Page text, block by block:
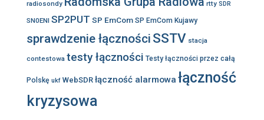
radiosondy rtty SDR
SN0ENI SP2PUT SP EmCom SP EmCom Kujawy
sprawdzenie łączności SSTV stacja
contestowa testy łączności Testy łączności przez całą
Polskę ukf WebSDR łączność alarmowa łączność
kryzysowa